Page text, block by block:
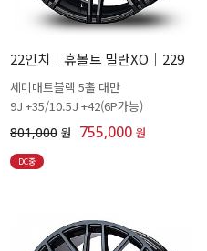
22인치│휴볼트 밀란XO│229
세미매트블랙 5홀 대만
9J +35/10.5J +42(6P가능)
801,000 원 755,000 원
DC중